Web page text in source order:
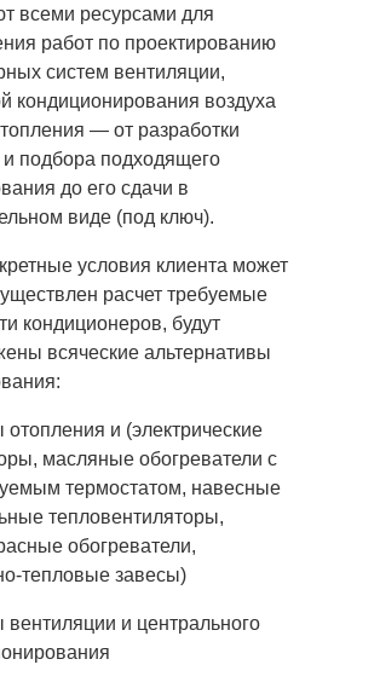
всеми ресурсами для
работ по проектированию
систем вентиляции,
кондиционирования воздуха
— от разработки
и подбора подходящего
до его сдачи в
виде (под ключ).
условия клиента может
расчет требуемые
кондиционеров, будут
всяческие альтернативы
отопления и (электрические
масляные обогреватели с
термостатом, навесные
тепловентиляторы,
обогреватели,
тепловые завесы)
вентиляции и центрального